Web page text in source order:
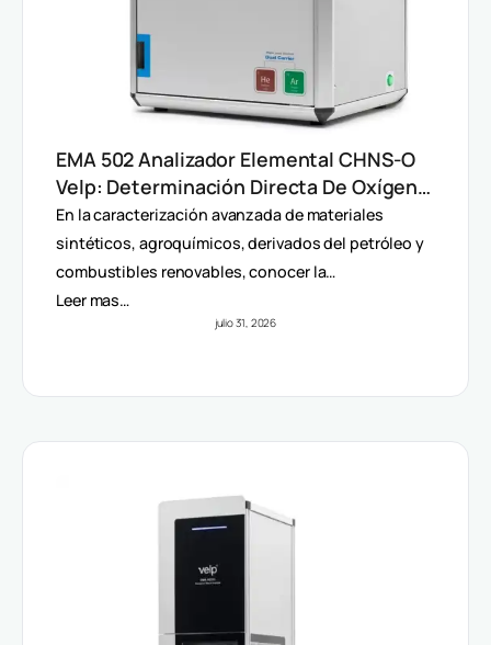
EMA 502 Analizador Elemental CHNS-O
Velp: Determinación Directa De Oxígeno
Y Análisis Multiparámetro
En la caracterización avanzada de materiales
sintéticos, agroquímicos, derivados del petróleo y
combustibles renovables, conocer la…
Leer mas…
julio 31, 2026